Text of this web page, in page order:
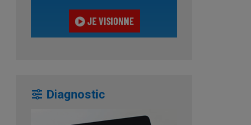
JE VISIONNE
Diagnostic